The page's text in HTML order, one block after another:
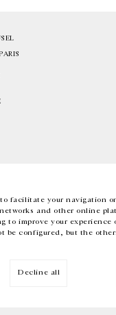
to facilitate your navigation
and other online
to improve your experience
be configured, but the
Decline all
Instagram